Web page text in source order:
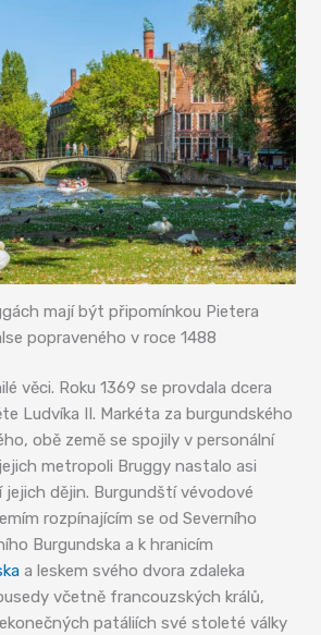
mají být připomínkou Pietera
popraveného v roce 1488
věci. Roku 1369 se provdala dcera
Ludvíka II. Markéta za burgundského
obě země se spojily v personální
metropoli Bruggy nastalo asi
dějin. Burgundští vévodové
rozpínajícím se od Severního
Burgundska a k hranicím
a leskem svého dvora zdaleka
včetně francouzských králů,
patáliích své stoleté války